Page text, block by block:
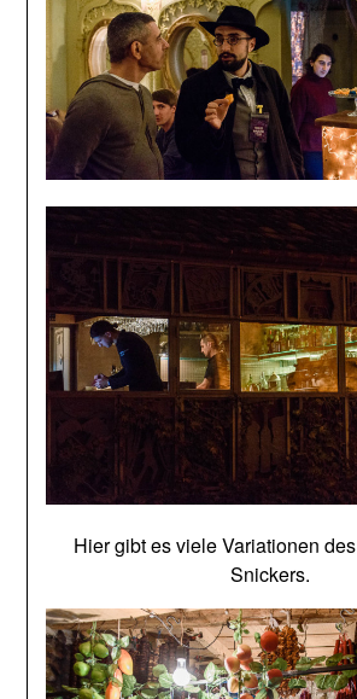
Hier gibt es viele Variationen
Snickers.